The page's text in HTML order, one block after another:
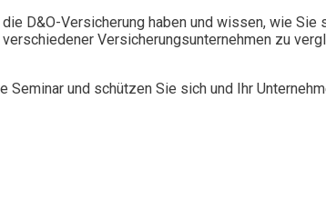
D&O-Versicherung haben und wissen, wie Sie
Versicherungsunternehmen zu
und schützen Sie sich und Ihr